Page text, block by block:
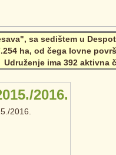
sa sedištem u
ha, od čega lovne
Udruženje ima 392 aktivna
2016.